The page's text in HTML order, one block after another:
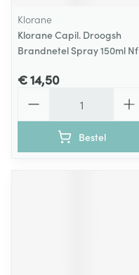
Klorane
Klorane Capil. Droogsh
Brandnetel Spray 150ml Nf
€ 14,50
Bestel